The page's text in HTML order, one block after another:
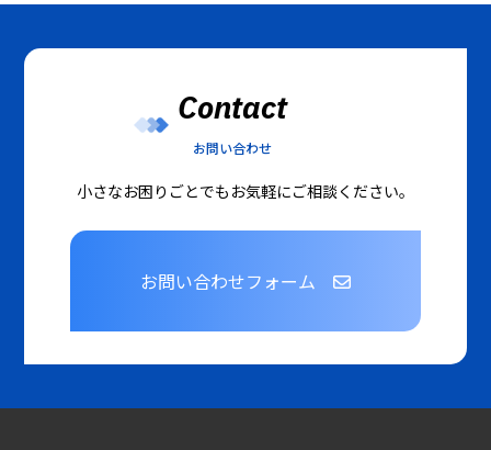
Contact
お問い合わせ
小さなお困りごとでもお気軽にご相談ください。
お問い合わせフォーム